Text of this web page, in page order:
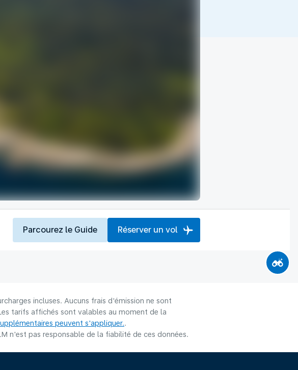
Parcourez le Guide Réserver un vol
incluses. Aucuns frais d'émission ne sont
tarifs affichés sont valables au moment de la
peuvent s'appliquer..
n'est pas responsable de la fiabilité de ces données.